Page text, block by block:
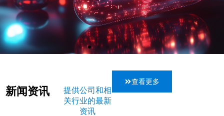
智能化学
新闻资讯
提供公司和相
关行业的最新
资讯
查看更多